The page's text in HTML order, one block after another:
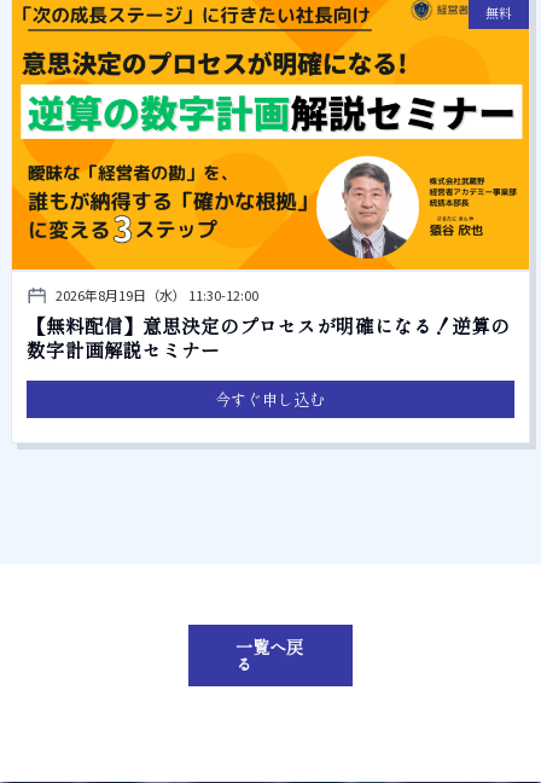
無料
2026年8月19日（水） 11:30-12:00
【無料配信】意思決定のプロセスが明確になる！逆算の
数字計画解説セミナー
今すぐ申し込む
一覧へ戻
る